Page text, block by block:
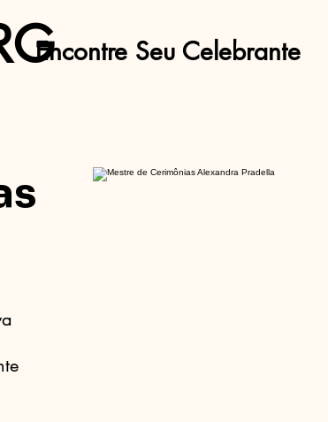
Encontre Seu Celebrante